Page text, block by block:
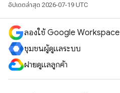
อัปเดตล่าสุด 2026-07-19 UTC
ลองใช้ Google Workspace
ชุมชนผู้ดูแลระบบ
ฝ่ายดูแลลูกค้า